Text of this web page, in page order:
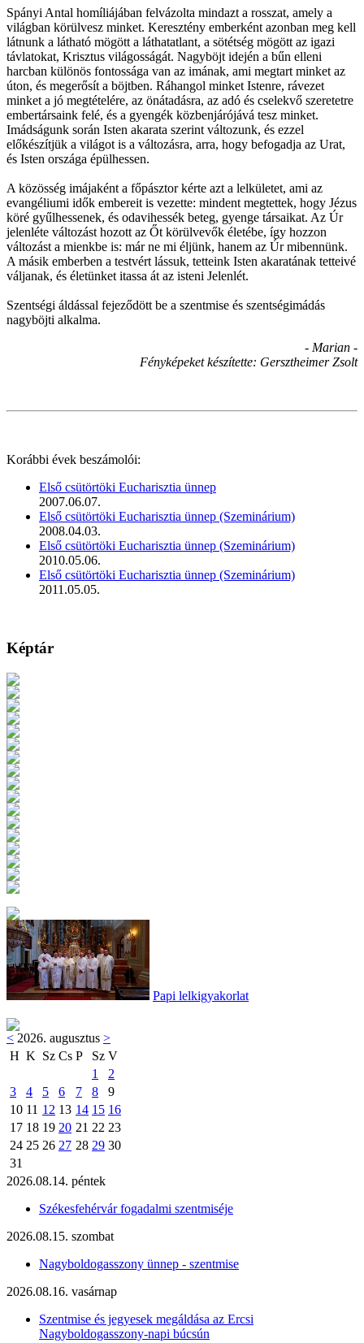
Spányi Antal homíliájában felvázolta mindazt a rosszat, amely a
világban körülvesz minket. Keresztény emberként azonban meg kell
látnunk a látható mögött a láthatatlant, a sötétség mögött az igazi
távlatokat, Krisztus világosságát. Nagyböjt idején a bűn elleni
harcban különös fontossága van az imának, ami megtart minket az
úton, és megerősít a böjtben. Ráhangol minket Istenre, rávezet
minket a jó megtételére, az önátadásra, az adó és cselekvő szeretetre
embertársaink felé, és a gyengék közbenjárójává tesz minket.
Imádságunk során Isten akarata szerint változunk, és ezzel
előkészítjük a világot is a változásra, arra, hogy befogadja az Urat,
és Isten országa épülhessen.
A közösség imájaként a főpásztor kérte azt a lelkületet, ami az
evangéliumi idők embereit is vezette: mindent megtettek, hogy Jézus
köré gyűlhessenek, és odavihessék beteg, gyenge társaikat. Az Úr
jelenléte változást hozott az Őt körülvevők életébe, így hozzon
változást a mienkbe is: már ne mi éljünk, hanem az Úr mibennünk.
A másik emberben a testvért lássuk, tetteink Isten akaratának tetteivé
váljanak, és életünket itassa át az isteni Jelenlét.
Szentségi áldással fejeződött be a szentmise és szentségimádás
nagyböjti alkalma.
- Marian -
Fényképeket készítette: Gersztheimer Zsolt
Korábbi évek beszámolói:
Első csütörtöki Eucharisztia ünnep
2007.06.07.
Első csütörtöki Eucharisztia ünnep (Szeminárium)
2008.04.03.
Első csütörtöki Eucharisztia ünnep (Szeminárium)
2010.05.06.
Első csütörtöki Eucharisztia ünnep (Szeminárium)
2011.05.05.
Képtár
Papi lelkigyakorlat
< 2026. augusztus >
H K Sz Cs P Sz V
1
2
3
4 5 6 7 8
9
10 11 12 13 14 15 16
17 18 19 20 21 22 23
24 25 26 27 28 29 30
31
2026.08.14. péntek
Székesfehérvár fogadalmi szentmiséje
2026.08.15. szombat
Nagyboldogasszony ünnep - szentmise
2026.08.16. vasárnap
Szentmise és jegyesek megáldása az Ercsi
Nagyboldogasszony-napi búcsún